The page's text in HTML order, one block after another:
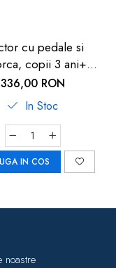
cu pedale si
copii 3 ani+,
Pilsan Active
336,00 RON
In Stoc
IN COS
noastre